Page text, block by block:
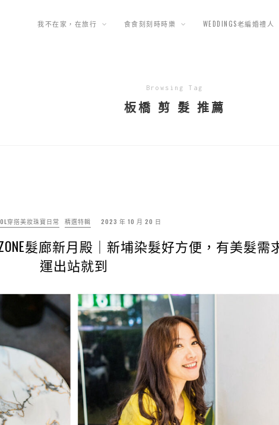
我不在家，在旅行 食食刻刻時時樂 WEDDINGS老編婚禮人
Browsing Tag
板橋 剪 髮 推薦
穿搭美妝珠寶日常 精選特輯 2023 年 10 月 20 日
髮廊新月殿｜新埔染髮好方便，有美髮需
運出站就到